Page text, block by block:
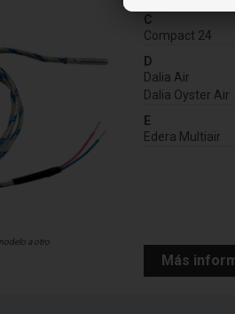
a otro
C
Compact 24
D
Dalia Air
Dalia Oyster Air
E
Edera Multiair
Más